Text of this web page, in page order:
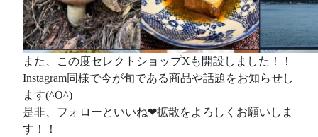
また、この度セレクトショップXも開設しました！！
Instagram同様で今が旬である商品や話題をお知らせし
ます(^O^)
是非、フォローといいね❤拡散をよろしくお願いしま
す！！